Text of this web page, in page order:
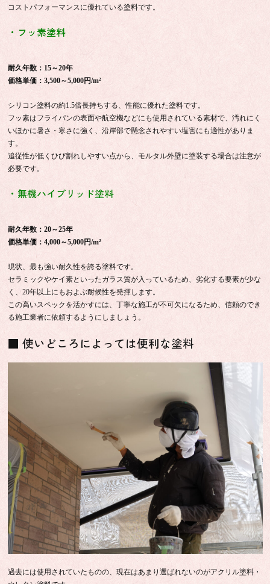
コストパフォーマンスに優れている塗料です。
・フッ素塗料
耐久年数：15～20年
価格単価：3,500～5,000円/m²
シリコン塗料の約1.5倍長持ちする、性能に優れた塗料です。
フッ素はフライパンの表面や航空機などにも使用されている素材で、汚れにく
いほかに暑さ・寒さに強く、沿岸部で懸念されやすい塩害にも適性がありま
す。
追従性が低くひび割れしやすい点から、モルタル外壁に塗装する場合は注意が
必要です。
・無機ハイブリッド塗料
耐久年数：20～25年
価格単価：4,000～5,000円/m²
現状、最も強い耐久性を誇る塗料です。
セラミックやケイ素といったガラス質が入っているため、劣化する要素が少な
く、20年以上にもおよぶ耐候性を発揮します。
この高いスペックを活かすには、丁寧な施工が不可欠になるため、信頼のでき
る施工業者に依頼するようにしましょう。
■ 使いどころによっては便利な塗料
過去には使用されていたものの、現在はあまり選ばれないのがアクリル塗料・